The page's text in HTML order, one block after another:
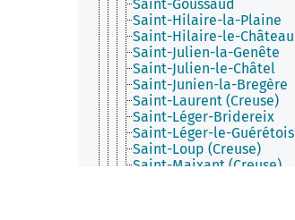
Saint-Goussaud
Saint-Hilaire-la-Plaine
Saint-Hilaire-le-Château
Saint-Julien-la-Genête
Saint-Julien-le-Châtel
Saint-Junien-la-Bregère
Saint-Laurent (Creuse)
Saint-Léger-Bridereix
Saint-Léger-le-Guérétois
Saint-Loup (Creuse)
Saint-Maixant (Creuse)